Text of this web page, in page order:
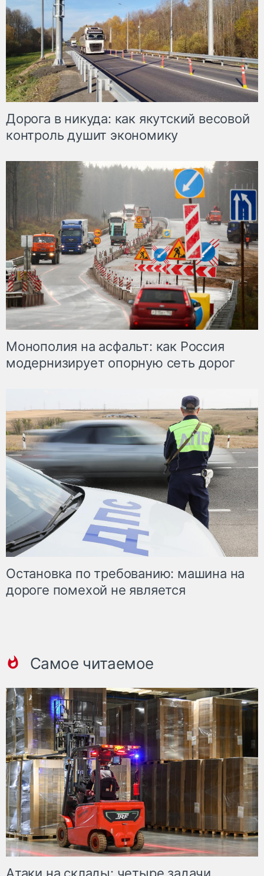
Дорога в никуда: как якутский весовой
контроль душит экономику
Монополия на асфальт: как Россия
модернизирует опорную сеть дорог
Остановка по требованию: машина на
дороге помехой не является
Самое читаемое
Атаки на склады: четыре задачи,